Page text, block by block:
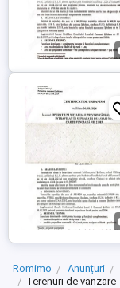
Romimo Anunțuri
Terenuri de vanzare